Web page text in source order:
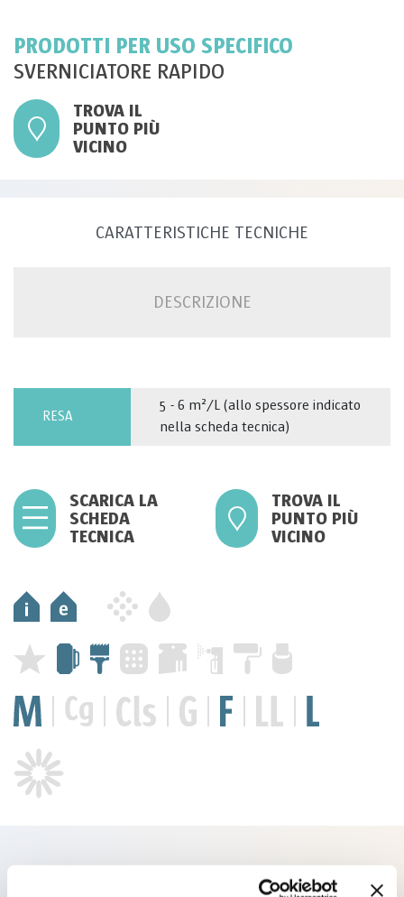
PRODOTTI PER USO SPECIFICO
SVERNICIATORE RAPIDO
TROVA IL
PUNTO PIÙ
VICINO
CARATTERISTICHE TECNICHE
DESCRIZIONE
RESA
5 - 6 m²/L (allo spessore indicato
nella scheda tecnica)
SCARICA LA
SCHEDA
TECNICA
TROVA IL
PUNTO PIÙ
VICINO